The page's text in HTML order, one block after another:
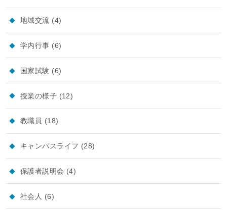
地域交流 (4)
学内行事 (6)
国家試験 (6)
授業の様子 (12)
教職員 (18)
キャンパスライフ (28)
保護者説明会 (4)
社会人 (6)